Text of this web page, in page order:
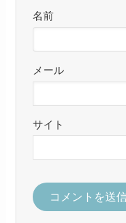
名前
メール
サイト